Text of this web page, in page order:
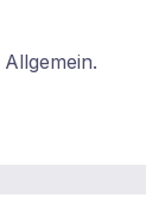
Allgemein.